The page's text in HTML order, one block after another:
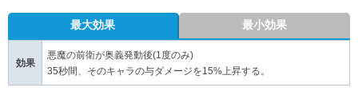
最大効果 最小効果
効果
悪魔の前衛が奥義発動後(1度のみ)
35秒間、そのキャラの与ダメージを15%上昇する。